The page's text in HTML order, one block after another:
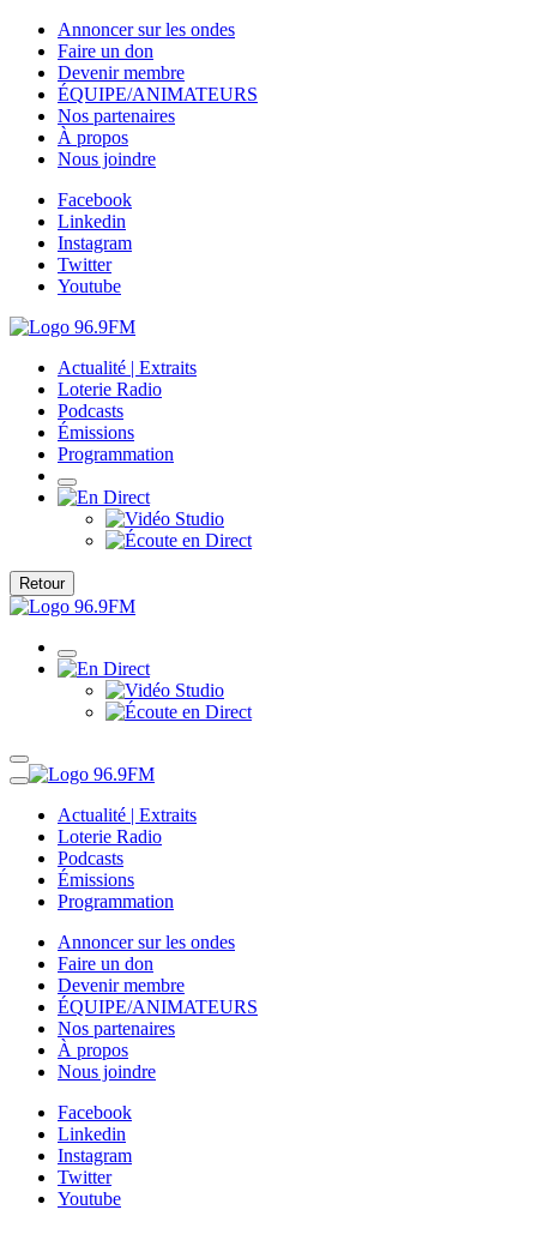
Annoncer sur les ondes
Faire un don
Devenir membre
ÉQUIPE/ANIMATEURS
Nos partenaires
À propos
Nous joindre
Facebook
Linkedin
Instagram
Twitter
Youtube
Actualité | Extraits
Loterie Radio
Podcasts
Émissions
Programmation
Retour
Actualité | Extraits
Loterie Radio
Podcasts
Émissions
Programmation
Annoncer sur les ondes
Faire un don
Devenir membre
ÉQUIPE/ANIMATEURS
Nos partenaires
À propos
Nous joindre
Facebook
Linkedin
Instagram
Twitter
Youtube